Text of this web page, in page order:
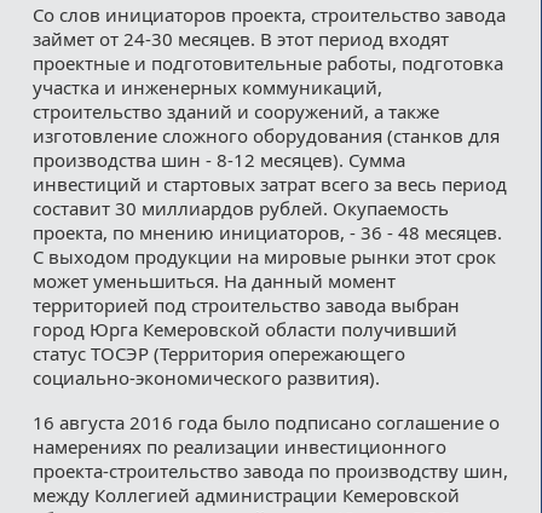
Со слов инициаторов проекта, строительство завода
займет от 24-30 месяцев. В этот период входят
проектные и подготовительные работы, подготовка
участка и инженерных коммуникаций,
строительство зданий и сооружений, а также
изготовление сложного оборудования (станков для
производства шин - 8-12 месяцев). Сумма
инвестиций и стартовых затрат всего за весь период
составит 30 миллиардов рублей. Окупаемость
проекта, по мнению инициаторов, - 36 - 48 месяцев.
С выходом продукции на мировые рынки этот срок
может уменьшиться. На данный момент
территорией под строительство завода выбран
город Юрга Кемеровской области получивший
статус ТОСЭР (Территория опережающего
социально-экономического развития).
16 августа 2016 года было подписано соглашение о
намерениях по реализации инвестиционного
проекта-строительство завода по производству шин,
между Коллегией администрации Кемеровской